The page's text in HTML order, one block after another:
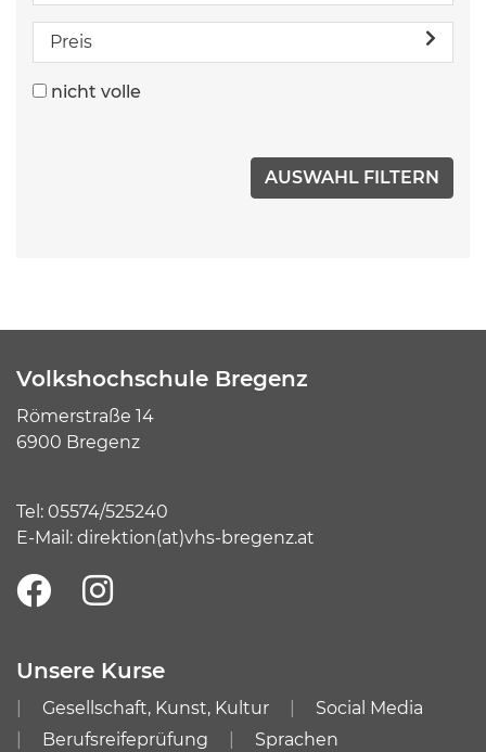
Preis
nicht volle
Volkshochschule Bregenz
Römerstraße 14
6900 Bregenz
Tel: 05574/525240
E-Mail: direktion(at)vhs-bregenz.at
Unsere Kurse
Gesellschaft, Kunst, Kultur
Social Media
Berufsreifeprüfung
Sprachen